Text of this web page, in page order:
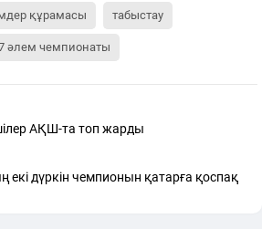
құрамасы табыстау
әлем чемпионаты
АҚШ-та топ жарды
екі дүркін чемпионын қатарға қоспақ